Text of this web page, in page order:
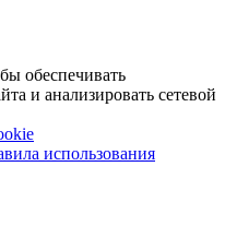
обеспечивать
и анализировать сетевой
использования